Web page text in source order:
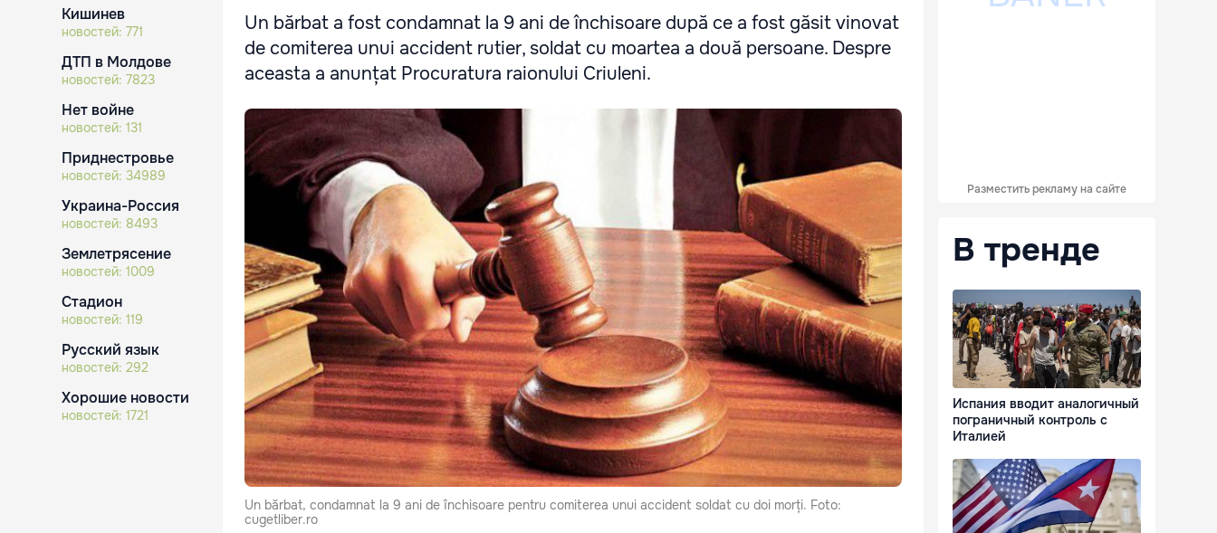
Кишинев
новостей: 771
ДТП в Молдове
новостей: 7823
Нет войне
новостей: 131
Приднестровье
новостей: 34989
Украина-Россия
новостей: 8493
Землетрясение
новостей: 1009
Стадион
новостей: 119
Русский язык
новостей: 292
Хорошие новости
новостей: 1721
Un bărbat a fost condamnat la 9 ani de închisoare după ce a fost găsit vinovat
de comiterea unui accident rutier, soldat cu moartea a două persoane. Despre
aceasta a anunțat Procuratura raionului Criuleni.
Un bărbat, condamnat la 9 ani de închisoare pentru comiterea unui accident soldat cu doi morți. Foto:
cugetliber.ro
Разместить рекламу на сайте
В тренде
Испания вводит аналогичный
пограничный контроль с
Италией